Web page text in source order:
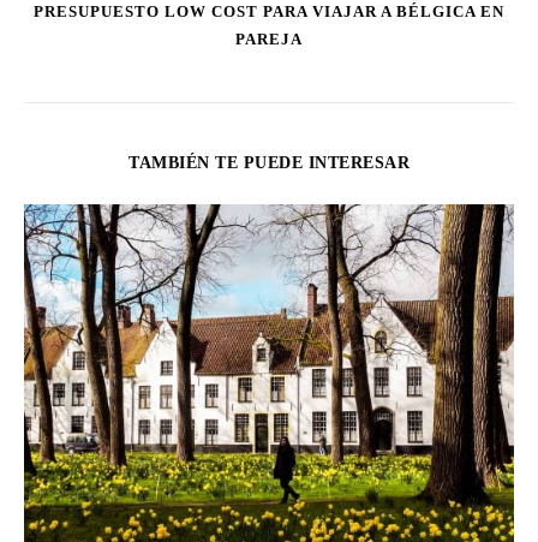
PRESUPUESTO LOW COST PARA VIAJAR A BÉLGICA EN
PAREJA
TAMBIÉN TE PUEDE INTERESAR